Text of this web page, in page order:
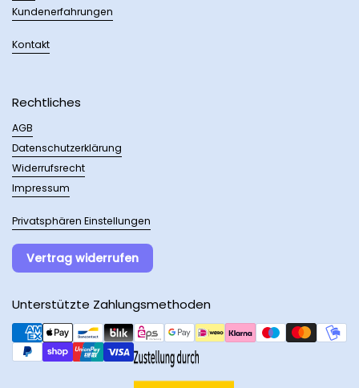
Kundenerfahrungen
Kontakt
Rechtliches
AGB
Datenschutzerklärung
Widerrufsrecht
Impressum
Privatsphären Einstellungen
Vertrag widerrufen
Unterstützte Zahlungsmethoden